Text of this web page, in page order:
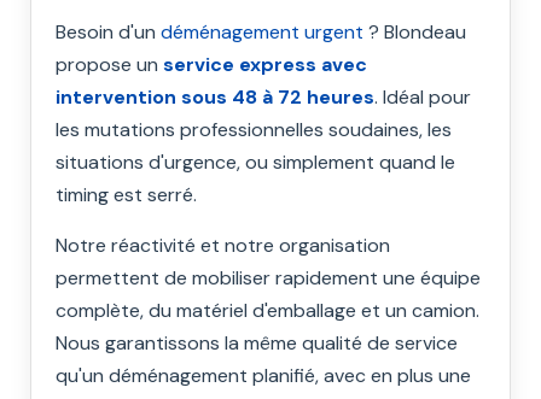
Besoin d'un déménagement urgent ? Blondeau
propose un service express avec
intervention sous 48 à 72 heures. Idéal pour
les mutations professionnelles soudaines, les
situations d'urgence, ou simplement quand le
timing est serré.
Notre réactivité et notre organisation
permettent de mobiliser rapidement une équipe
complète, du matériel d'emballage et un camion.
Nous garantissons la même qualité de service
qu'un déménagement planifié, avec en plus une